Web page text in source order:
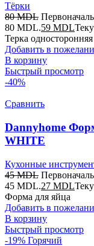
Тёрки
80MDL
80 MDL.59 MDL
Терка односторонняя
Добавить в
В корзину
Быстрый просмотр
-40%
Сравнить
Dannyhome
WHITE
Кухонные
45MDL
45 MDL.27 MDL
Форма для яйца
Добавить в
В корзину
Быстрый просмотр
-19% Горячий